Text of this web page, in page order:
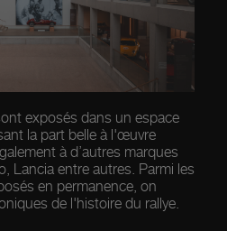
exposés dans un espace
la part belle à l'œuvre
à d’autres marques
Lancia entre autres. Parmi les
en permanence, on
de l'histoire du rallye.